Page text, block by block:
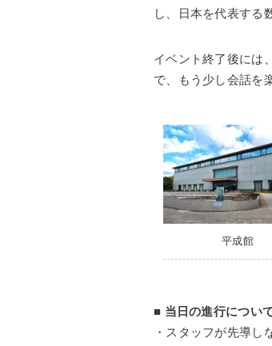
し、日本を代表する
イベント終了後には
で、もう少し会話を
平成館
■ 当日の進行につい
・スタッフが先導し